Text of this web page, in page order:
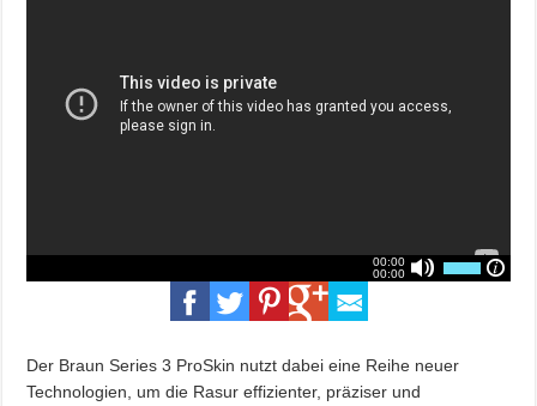
Der Braun Series 3 ProSkin nutzt dabei eine Reihe neuer
Technologien, um die Rasur effizienter, präziser und